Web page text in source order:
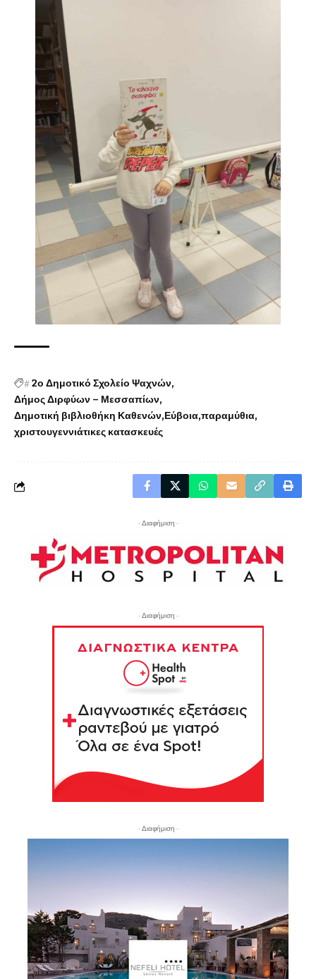
#2ο Δημοτικό Σχολείο Ψαχνών
Δήμος Διρφύων – Μεσσαπίων
Δημοτική βιβλιοθήκη Καθενών Εύβοια παραμύθια
χριστουγεννιάτικες κατασκευές
- Διαφήμιση -
- Διαφήμιση -
- Διαφήμιση -